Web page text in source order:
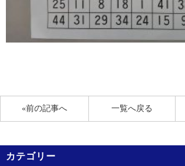
«前の記事へ 一覧へ戻る
カテゴリー